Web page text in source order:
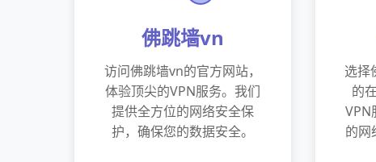
佛跳墙vn
访问佛跳墙vn的官方网站，
体验顶尖的VPN服务。我们
提供全方位的网络安全保
护，确保您的数据安全。
选择
的
VPN
的网